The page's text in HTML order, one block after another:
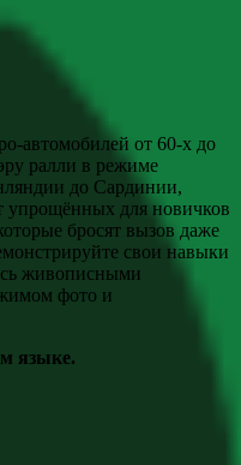
автомобилей от 60-х до
ралли в режиме
до Сардинии,
для новичков
бросят вызов даже
свои навыки
живописными
фото и
языке.